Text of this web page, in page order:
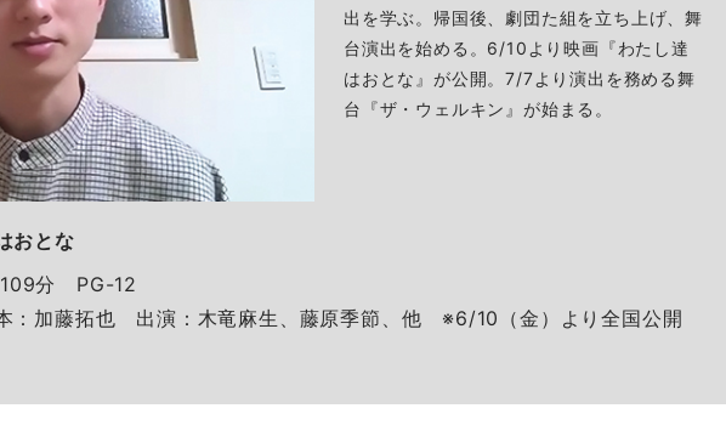
出を学ぶ。帰国後、劇団た組を立ち上げ、舞
台演出を始める。6/10より映画『わたし達
はおとな』が公開。7/7より演出を務める舞
台『ザ・ウェルキン』が始まる。
おとな
分 PG-12
：加藤拓也 出演：木竜麻生、藤原季節、他 ※6/10（金）より全国公開